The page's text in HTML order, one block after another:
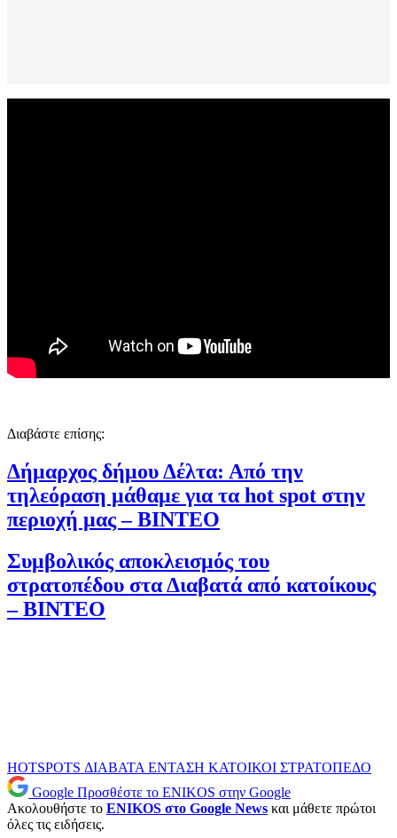
Διαβάστε επίσης:
Δήμαρχος δήμου Δέλτα: Από την
τηλεόραση μάθαμε για τα hot spot στην
περιοχή μας – ΒΙΝΤΕΟ
Συμβολικός αποκλεισμός του
στρατοπέδου στα Διαβατά από κατοίκους
– ΒΙΝΤΕΟ
HOTSPOTS ΔΙΑΒΑΤΑ ΕΝΤΑΣΗ ΚΑΤΟΙΚΟΙ ΣΤΡΑΤΟΠΕΔΟ
Google Προσθέστε το ENIKOS στην Google
Ακολουθήστε το ENIKOS στο Google News και μάθετε πρώτοι
όλες τις ειδήσεις.